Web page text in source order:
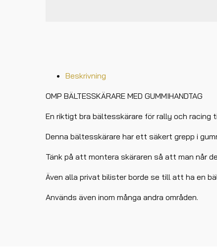
Beskrivning
OMP BÄLTESSKÄRARE MED GUMMIHANDTAG
En riktigt bra bältesskärare för rally och racing
Denna bältesskärare har ett säkert grepp i
Tänk på att montera skäraren så att man når
Även alla privat bilister borde se till att ha en
Används även inom många andra områden.